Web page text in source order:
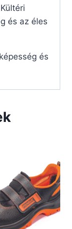
Kültéri
és az éles
és